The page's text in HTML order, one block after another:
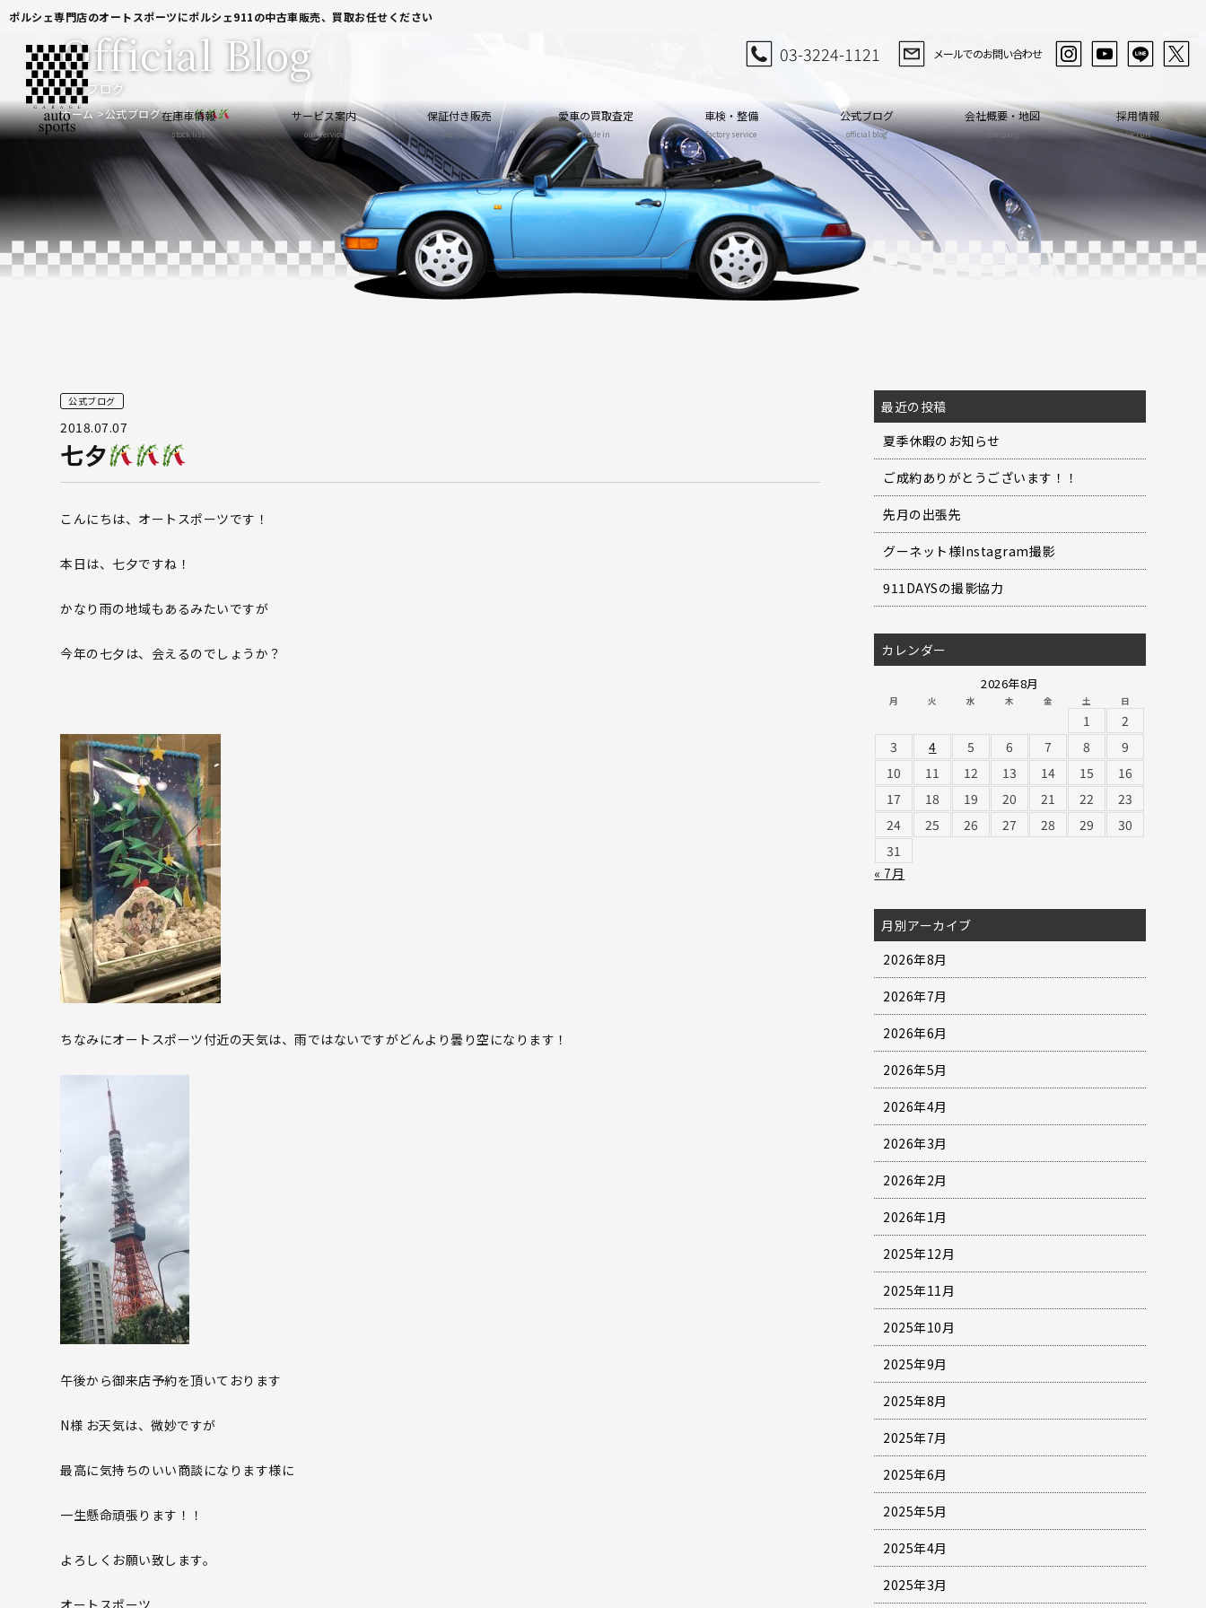
ポルシェ専門店のオートスポーツにポルシェ911の中古車販売、買取お任せください
在庫車情報
stock list
サービス案内
our service
保証付き販売
warranty
愛車の買取査定
trade in
車検・整備
factory service
公式ブログ
official blog
会社概要・地図
company
採用情報
recruit
公式ブログ
Official Blog
ホーム 公式ブログ 七夕
公式ブログ
2018.07.07
七夕
こんにちは、オートスポーツです！
本日は、七夕ですね！
かなり雨の地域もあるみたいですが
今年の七夕は、会えるのでしょうか？
ちなみにオートスポーツ付近の天気は、雨ではないですがどんより曇り空になります！
午後から御来店予約を頂いております
N様 お天気は、微妙ですが
最高に気持ちのいい商談になります様に
一生懸命頑張ります！！
よろしくお願い致します。
オートスポーツ
最近の投稿
夏季休暇のお知らせ
ご成約ありがとうございます！！
先月の出張先
グーネット様Instagram撮影
911DAYSの撮影協力
カレンダー
2026年8月
月 火 水 木 金 土 日
1
2
3
4 5 6 7 8
9
10
11 12 13 14 15
16
17
18 19 20 21 22
23
24
25 26 27 28 29
30
31
« 7月
月別アーカイブ
2026年8月
2026年7月
2026年6月
2026年5月
2026年4月
2026年3月
2026年2月
2026年1月
2025年12月
2025年11月
2025年10月
2025年9月
2025年8月
2025年7月
2025年6月
2025年5月
2025年4月
2025年3月
03-3224-1121 メールでのお問い合わせ